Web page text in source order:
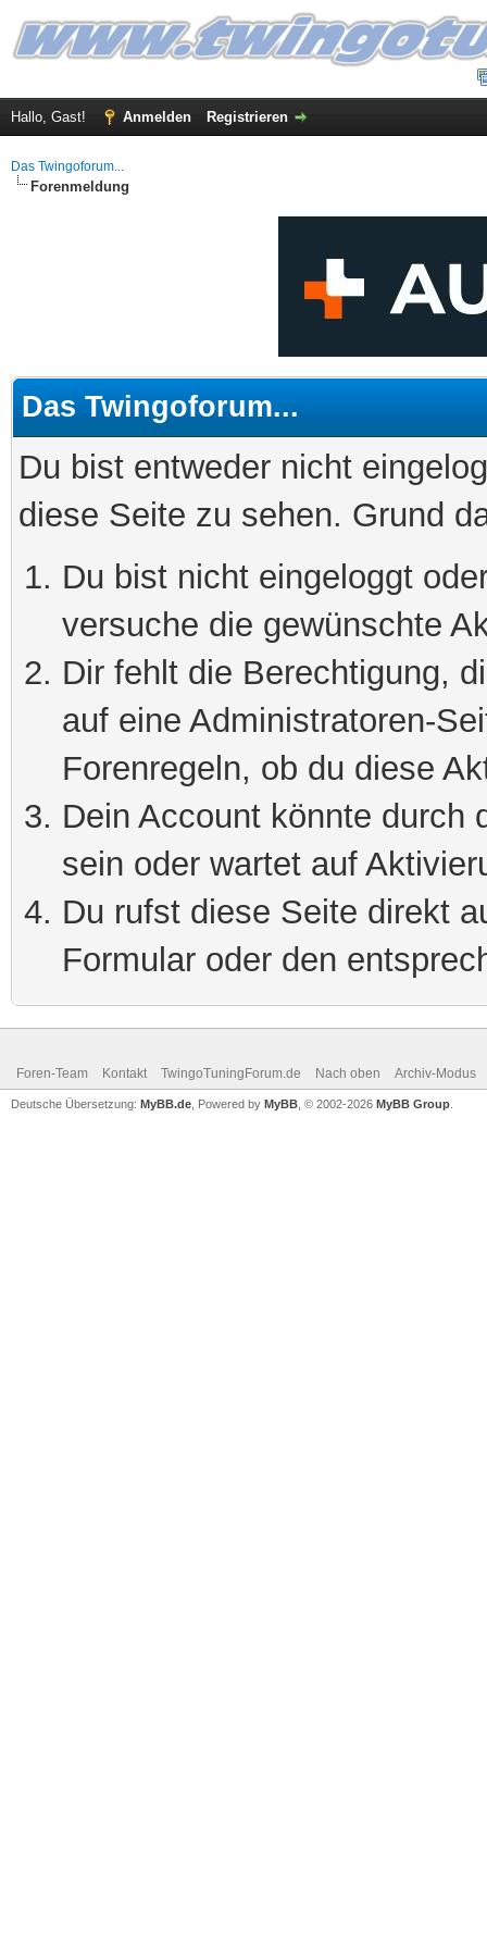
Hallo, Gast! Anmelden Registrieren
Das Twingoforum...
Forenmeldung
Das Twingoforum...
Du bist entweder nicht
diese Seite zu sehen. Grund
Du bist nicht eingeloggt
versuche die gewünschte
Dir fehlt die Berechtigung,
auf eine Administratoren-
Forenregeln, ob du diese
Dein Account könnte durch
sein oder wartet auf
Du rufst diese Seite direkt
Formular oder den
Foren-Team Kontakt TwingoTuningForum.de Nach oben Archiv-Modus
Deutsche Übersetzung: MyBB.de , Powered by MyBB , © 2002-2026 MyBB Group